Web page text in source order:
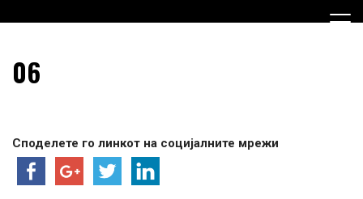
to
Граѓанска Опција за
Македонија
06
Споделете го линкот на социјалните мрежи